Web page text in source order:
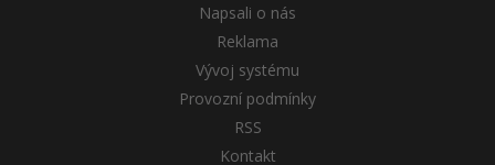
Napsali o nás
Reklama
Vývoj systému
Provozní podmínky
RSS
Kontakt